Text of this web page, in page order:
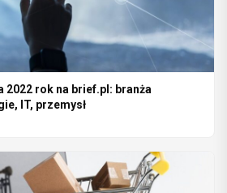
2022 rok na brief.pl: branża
IT, przemysł